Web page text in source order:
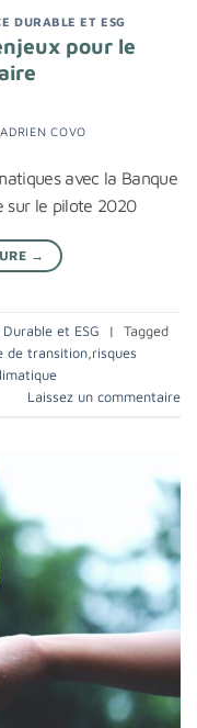
DURABLE ET ESG
pour le
ADRIEN COVO
avec la Banque
sur le pilote 2020
→
Durable et ESG |
Tagged
de transition risques
Laissez un commentaire